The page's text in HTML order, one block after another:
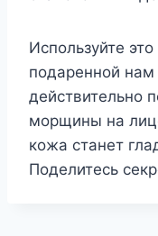
Используйте
подаренной
действительно
морщины на
кожа станет
Поделитесь